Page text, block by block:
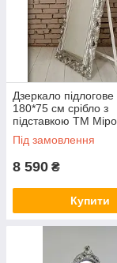
Дзеркало
180*75 см срібло з
підставкою ТМ
Під замовлення
8 590 ₴
Купити